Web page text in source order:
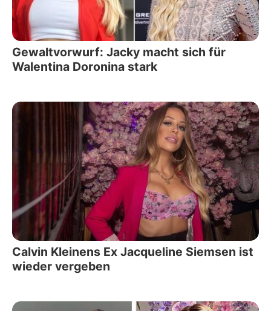
Gewaltvorwurf: Jacky macht sich für
Walentina Doronina stark
Calvin Kleinens Ex Jacqueline Siemsen ist
wieder vergeben